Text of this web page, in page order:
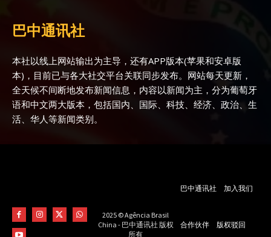
巴中通讯社
本社以线上网站输出为主导，还有APP版本(苹果和安卓版
本)，目前已与各大社交平台关联同步发布。网站每天更新，
全天候不间断地发布新闻信息，内容以新闻为主，分为葡萄牙
语和中文两大版本，包括国内、国际、科技、经济、政治、生
活、华人等新闻类别。
2025 © Agência Brasil
China - 巴中通讯社 版权
所有
巴中通讯社 加入我们
合作伙伴 版权驳回